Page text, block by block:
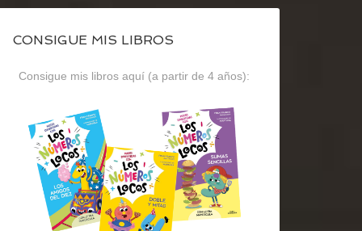
CONSIGUE MIS LIBROS
Consigue mis libros aquí (a partir de 4 años):